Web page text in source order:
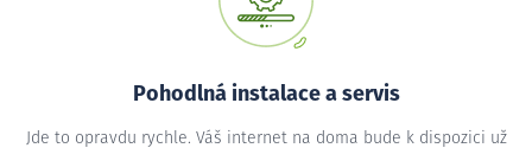
Pohodlná instalace a servis
Jde to opravdu rychle. Váš internet na doma bude k dispozici už